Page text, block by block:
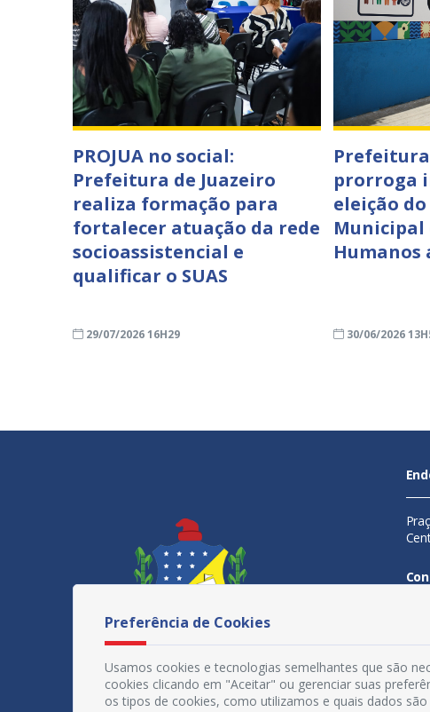
PROJUA no social:
Prefeitura de Juazeiro
realiza formação para
fortalecer atuação da rede
socioassistencial e
qualificar o SUAS
29/07/2026 16H29
prorroga
eleição
Municipal
Humanos
30/06/2026
Preferência de Cookies
Usamos cookies e tecnologias semelhantes que são
cookies clicando em "Aceitar" ou gerenciar suas
os tipos de cookies, como utilizamos e quais dados